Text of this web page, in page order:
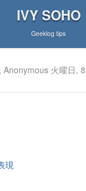
IVY SOHO
Geeklog tips
Anonymous 火曜日,
現